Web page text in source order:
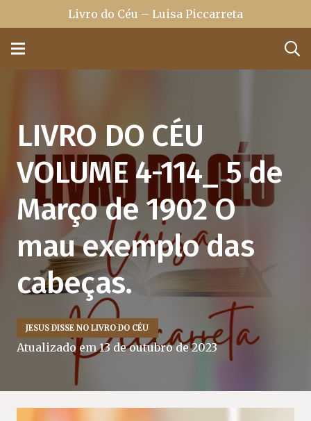
Livro do Céu – Luisa Piccarreta
LIVRO DO CÉU
VOLUME 4-114_ 5 de
Março de 1902 O
mau exemplo das
cabeças.
JESUS DISSE NO LIVRO DO CÉU
Atualizado em13 de outubro de 2023